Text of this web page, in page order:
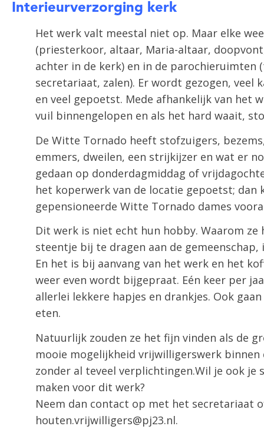
Interieurverzorging kerk
Het werk valt meestal niet op. Maar elke
(priesterkoor, altaar, Maria-altaar,
achter in de kerk) en in de parochieruimten
secretariaat, zalen). Er wordt gezogen, veel
en veel gepoetst. Mede afhankelijk van het
vuil binnengelopen en als het hard waait,
De Witte Tornado heeft stofzuigers,
emmers, dweilen, een strijkijzer en wat er
gedaan op donderdagmiddag of
het koperwerk van de locatie gepoetst; dan
gepensioneerde Witte Tornado dames
Dit werk is niet echt hun hobby. Waarom ze
steentje bij te dragen aan de gemeenschap,
En het is bij aanvang van het werk en het
weer even wordt bijgepraat. Eén keer per
allerlei lekkere hapjes en drankjes. Ook
eten.
Natuurlijk zouden ze het fijn vinden als de
mooie mogelijkheid vrijwilligerswerk binnen
zonder al teveel verplichtingen.Wil je ook
maken voor dit werk?
Neem dan contact op met het secretariaat
houten.vrijwilligers@pj23.nl.